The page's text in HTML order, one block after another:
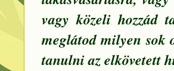
vagy közeli hozzád
meglátod milyen
tanulni az elkövetett